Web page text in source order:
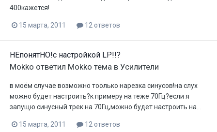
400кажется!
15 марта, 2011 12 ответов
НЕпонятНО!с настройкой LP!!?
Mokko ответил Mokko тема в Усилители
в моём случае возможно тоолько нарезка синусов!на слух
можно будет настроить?к примеру на теже 70Гц?если я
запущю синусный трек на 70Гц,можно будет настроить на...
15 марта, 2011 12 ответов